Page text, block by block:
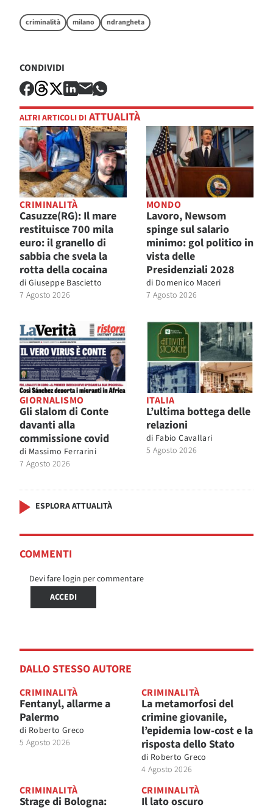
criminalità milano ndrangheta
CONDIVIDI
ALTRI ARTICOLI DI ATTUALITÀ
CRIMINALITÀ
Casuzze(RG): Il mare
restituisce 700 mila
euro: il granello di
sabbia che svela la
rotta della cocaina
di Giuseppe Bascietto
7 Agosto 2026
MONDO
Lavoro, Newsom
spinge sul salario
minimo: gol politico in
vista delle
Presidenziali 2028
di Domenico Maceri
7 Agosto 2026
GIORNALISMO
Gli slalom di Conte
davanti alla
commissione covid
di Massimo Ferrarini
7 Agosto 2026
ITALIA
L’ultima bottega delle
relazioni
di Fabio Cavallari
5 Agosto 2026
ESPLORA ATTUALITÀ
COMMENTI
Devi fare login per commentare
ACCEDI
DALLO STESSO AUTORE
CRIMINALITÀ
Fentanyl, allarme a
Palermo
di Roberto Greco
5 Agosto 2026
CRIMINALITÀ
La metamorfosi del
crimine giovanile,
l’epidemia low-cost e la
risposta dello Stato
di Roberto Greco
4 Agosto 2026
CRIMINALITÀ
Strage di Bologna:
CRIMINALITÀ
Il lato oscuro